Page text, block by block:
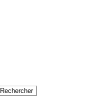
Rechercher